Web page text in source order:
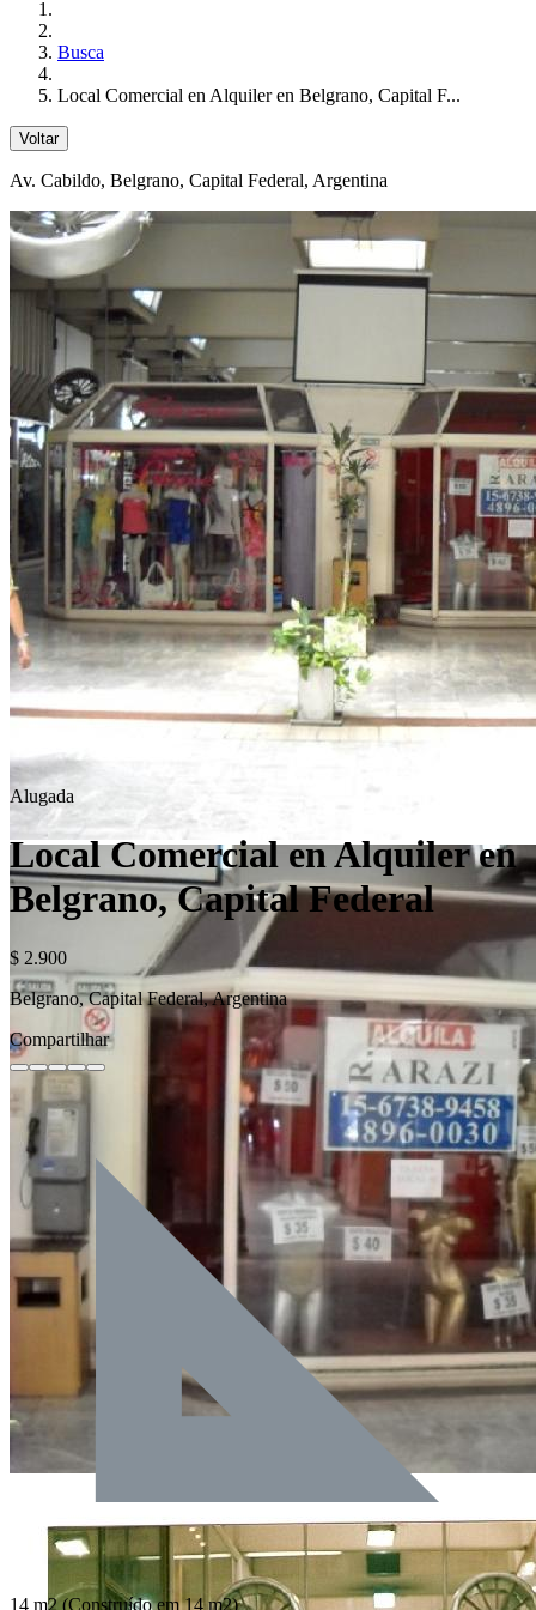
Busca
Local Comercial en Alquiler en Belgrano, Capital F...
Voltar
Av. Cabildo, Belgrano, Capital Federal, Argentina
Alugada
Local Comercial en Alquiler en
Belgrano, Capital Federal
$ 2.900
Belgrano, Capital Federal, Argentina
Compartilhar
14 m2(Construído em 14 m2)